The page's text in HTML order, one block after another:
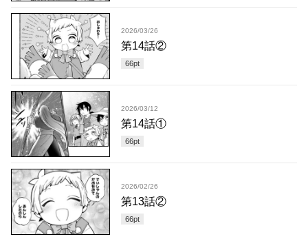
2026/03/26
第14話②
66pt
2026/03/12
第14話①
66pt
2026/02/26
第13話②
66pt